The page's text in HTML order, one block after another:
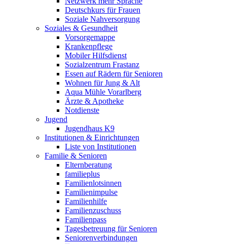
Deutschkurs für Frauen
Soziale Nahversorgung
Soziales & Gesundheit
Vorsorgemappe
Krankenpflege
Mobiler Hilfsdienst
Sozialzentrum Frastanz
Essen auf Rädern für Senioren
Wohnen für Jung & Alt
Aqua Mühle Vorarlberg
Ärzte & Apotheke
Notdienste
Jugend
Jugendhaus K9
Institutionen & Einrichtungen
Liste von Institutionen
Familie & Senioren
Elternberatung
familieplus
Familienlotsinnen
Familienimpulse
Familienhilfe
Familienzuschuss
Familienpass
Tagesbetreuung für Senioren
Seniorenverbindungen